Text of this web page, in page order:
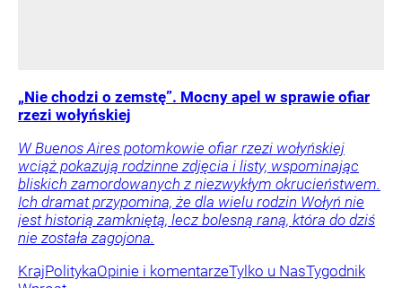
„Nie chodzi o zemstę”. Mocny apel w sprawie ofiar
rzezi wołyńskiej
W Buenos Aires potomkowie ofiar rzezi wołyńskiej
wciąż pokazują rodzinne zdjęcia i listy, wspominając
bliskich zamordowanych z niezwykłym okrucieństwem.
Ich dramat przypomina, że dla wielu rodzin Wołyń nie
jest historią zamkniętą, lecz bolesną raną, która do dziś
nie została zagojona.
KrajPolitykaOpinie i komentarzeTylko u NasTygodnik